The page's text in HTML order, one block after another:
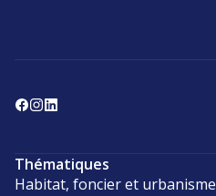
Thématiques
Habitat, foncier et urbanisme